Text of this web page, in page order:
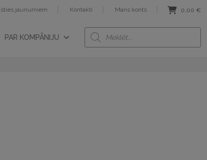
jaunumiem Kontakti Mans konts 0,00 €
PAR KOMPĀNIJU
Products
search